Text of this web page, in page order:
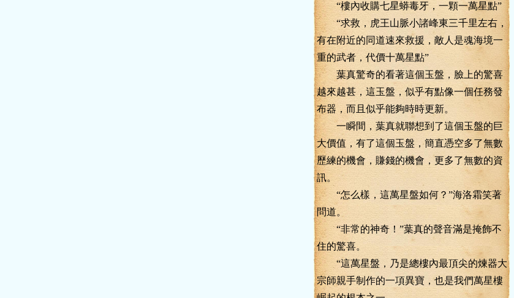
“樓內收購七星蟒毒牙，一顆一萬星點”
“求救，虎王山脈小諸峰東三千里左右，
有在附近的同道速來救援，敵人是魂海境一
重的武者，代價十萬星點”
葉真驚奇的看著這個玉盤，臉上的驚喜
越來越甚，這玉盤，似乎有點像一個任務發
布器，而且似乎能夠時時更新。
一瞬間，葉真就聯想到了這個玉盤的巨
大價值，有了這個玉盤，簡直憑空多了無數
歷練的機會，賺錢的機會，更多了無數的資
訊。
“怎么樣，這萬星盤如何？”海洛霜笑著
問道。
“非常的神奇！”葉真的聲音滿是掩飾不
住的驚喜。
“這萬星盤，乃是總樓內最頂尖的煉器大
宗師親手制作的一項異寶，也是我們萬星樓